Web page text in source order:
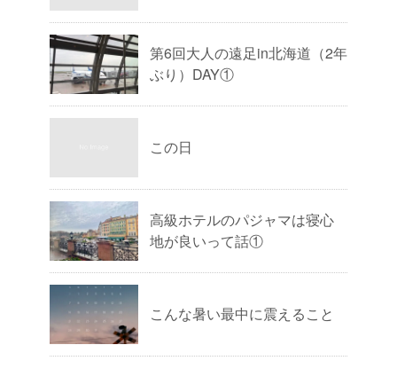
第6回大人の遠足in北海道（2年
ぶり）DAY①
この日
高級ホテルのパジャマは寝心
地が良いって話①
こんな暑い最中に震えること